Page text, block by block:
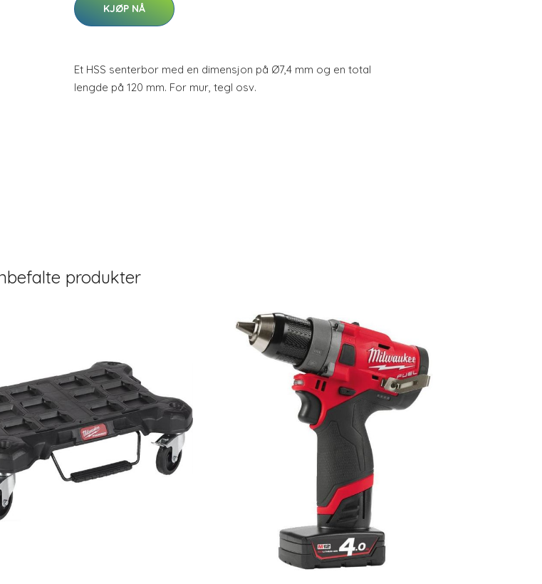
KJØP NÅ
Et HSS senterbor med en dimensjon på Ø7,4 mm og en total
lengde på 120 mm. For mur, tegl osv.
produkter